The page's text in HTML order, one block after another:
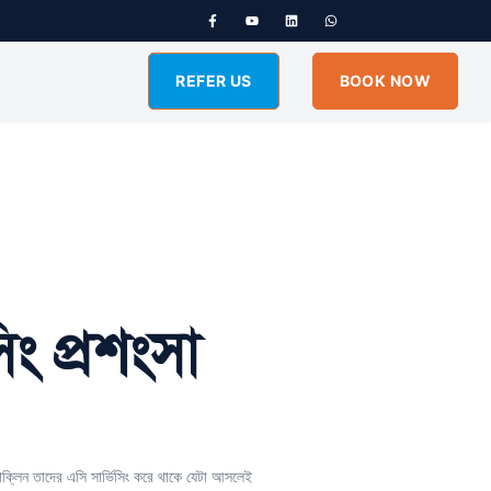
REFER US BOOK NOW
প্রশংসা
তাদের এসি সার্ভিসিং করে থাকে যেটা আসলেই